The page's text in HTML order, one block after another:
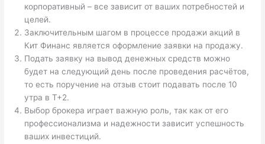
корпоративный – все зависит от ваших потребностей и
целей.
Заключительным шагом в процессе продажи акций в
Кит Финанс является оформление заявки на продажу.
Подать заявку на вывод денежных средств можно
будет на следующий день после проведения расчётов,
то есть поручение на отзыв стоит подавать после 10
утра в Т+2.
Выбор брокера играет важную роль, так как от его
профессионализма и надежности зависит успешность
ваших инвестиций.